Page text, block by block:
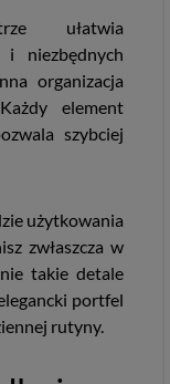
ułatwia
i niezbędnych
organizacja
element
szybciej
użytkowania
zwłaszcza w
takie detale
portfel
rutyny.